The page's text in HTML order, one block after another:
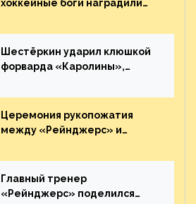
хоккейные боги наградили
великолепную игру
Шестёркин ударил клюшкой
форварда «Каролины»,
пятаке. Видео
Церемония рукопожатия
между «Рейнджерс» и
матча плей-офф. Видео
Главный тренер
«Рейнджерс» поделился